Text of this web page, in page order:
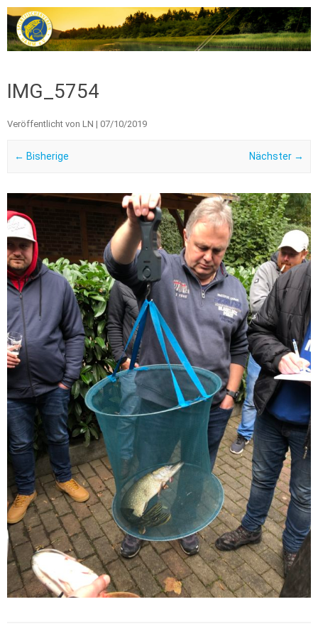
IMG_5754
Veröffentlicht von LN | 07/10/2019
← Bisherige Nächster →